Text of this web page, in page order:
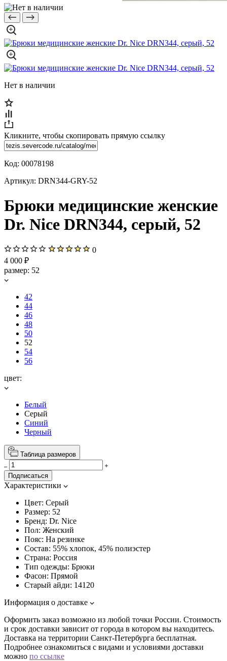
Нет в наличии
Кликните, чтобы скопировать прямую ссылку
Код: 00078198
Артикул: DRN344-GRY-52
Брюки медицинские женские
Dr. Nice DRN344, серый, 52
0
4 000 ₽
размер: 52
42
44
46
48
50
52
54
56
цвет:
Белый
Серый
Синий
Черный
Таблица размеров
Подписаться
Характеристики
Цвет: Серый
Размер: 52
Бренд: Dr. Nice
Пол: Женский
Пояс: На резинке
Состав: 55% хлопок, 45% полиэстер
Страна: Россия
Тип одежды: Брюки
Фасон: Прямой
Старый айди: 14120
Информация о доставке
Оформить заказ возможно из любой точки России. Стоимость
и срок доставки зависит от города в котором вы находитесь.
Доставка на территории Санкт-Петербурга бесплатная.
Подробнее ознакомиться с видами и условиями доставки
можно по ссылке